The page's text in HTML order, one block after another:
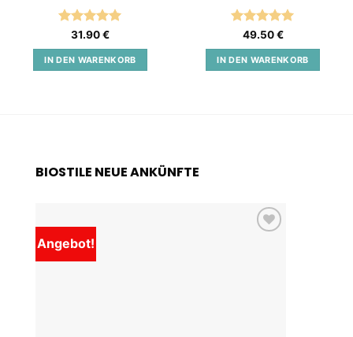
Bewertet
mit5von
5
31.90€
IN DEN WARENKORB
Bewertet
mit5von
5
49.50€
IN DEN WARENKORB
BIOSTILE NEUE ANKÜNFTE
Angebot!